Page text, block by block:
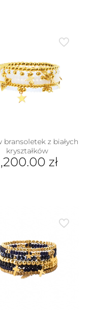
bransoletek z białych
kryształków
zł